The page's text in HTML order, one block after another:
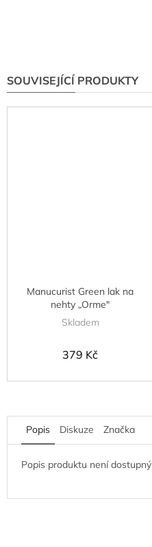
SOUVISEJÍCÍ PRODUKTY
Manucurist Green lak na
nehty „Orme"
Skladem
379 Kč
Popis Diskuze Značka
Popis produktu není dostupný